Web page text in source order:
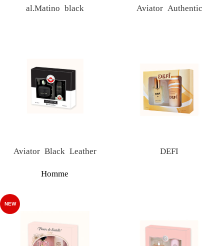
al.Matino black Aviator Authentic
Aviator Black Leather
Homme
DEFI
NEW